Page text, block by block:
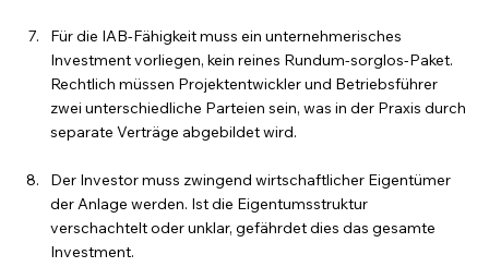
Für die IAB-Fähigkeit muss ein unternehmerisches
Investment vorliegen, kein reines Rundum-sorglos-Paket.
Rechtlich müssen Projektentwickler und Betriebsführer
zwei unterschiedliche Parteien sein, was in der Praxis durch
separate Verträge abgebildet wird.
Der Investor muss zwingend wirtschaftlicher Eigentümer
der Anlage werden. Ist die Eigentumsstruktur
verschachtelt oder unklar, gefährdet dies das gesamte
Investment.